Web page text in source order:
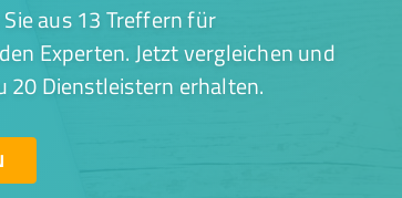
aus 13 Treffern für
Experten. Jetzt vergleichen und
20 Dienstleistern erhalten.